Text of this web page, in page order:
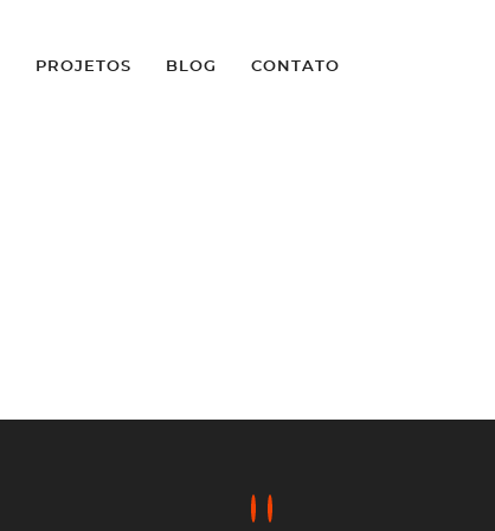
PROJETOS BLOG CONTATO